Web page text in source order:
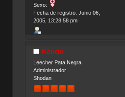
Sexo:
Fecha de registro: Junio 06,
2005, 13:28:58 pm
Kendo
Leecher Pata Negra
Administrador
Shodan